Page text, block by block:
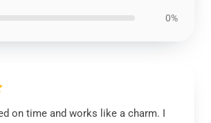
0%
on time and works like a charm. I